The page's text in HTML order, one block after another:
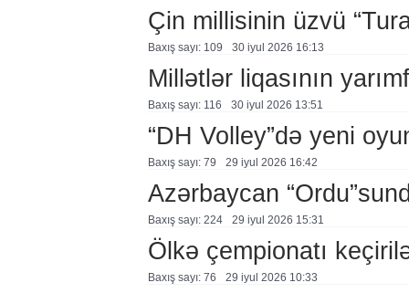
Çin millisinin üzvü
Baxış sayı: 109 30 i̇yul 2026 16:13
Millətlər liqasının
Baxış sayı: 116 30 i̇yul 2026 13:51
“DH Volley”də yeni
Baxış sayı: 79 29 i̇yul 2026 16:42
Azərbaycan
Baxış sayı: 224 29 i̇yul 2026 15:31
Ölkə çempionatı
Baxış sayı: 76 29 i̇yul 2026 10:33